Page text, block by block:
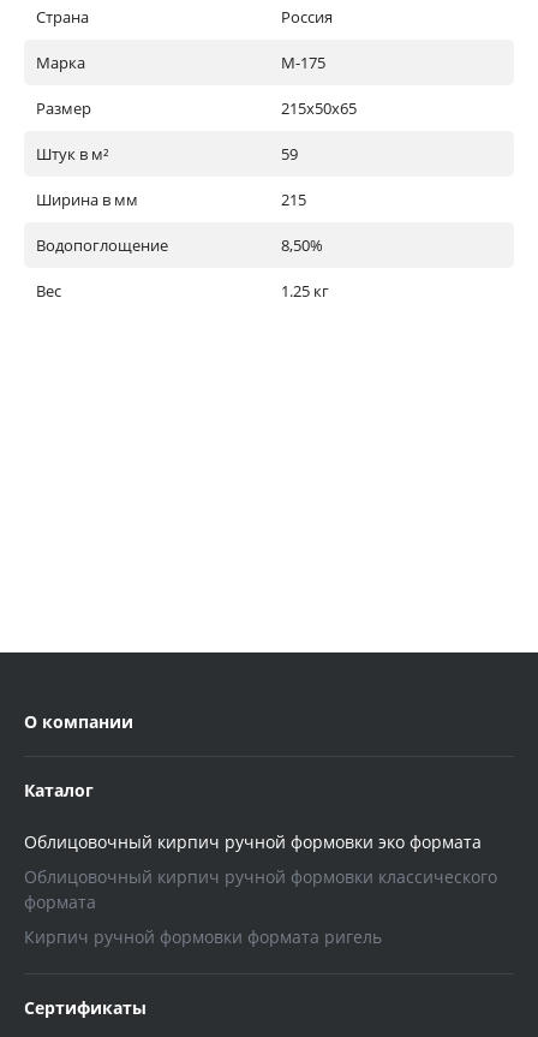
Страна Россия
Марка М-175
Размер 215х50х65
Штук в м² 59
Ширина в мм 215
Водопоглощение 8,50%
Вес 1.25 кг
О компании
Каталог
Облицовочный кирпич ручной формовки эко формата
Облицовочный кирпич ручной формовки классического
формата
Кирпич ручной формовки формата ригель
Сертификаты